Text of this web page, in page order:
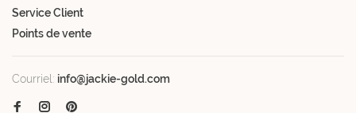
Service Client
Points de vente
Courriel: info@jackie-gold.com